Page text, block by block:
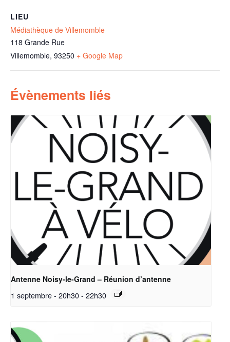
LIEU
Médiathèque de Villemomble
118 Grande Rue
Villemomble, 93250 + Google Map
Évènements liés
Antenne Noisy-le-Grand – Réunion d’antenne
1 septembre - 20h30- 22h30